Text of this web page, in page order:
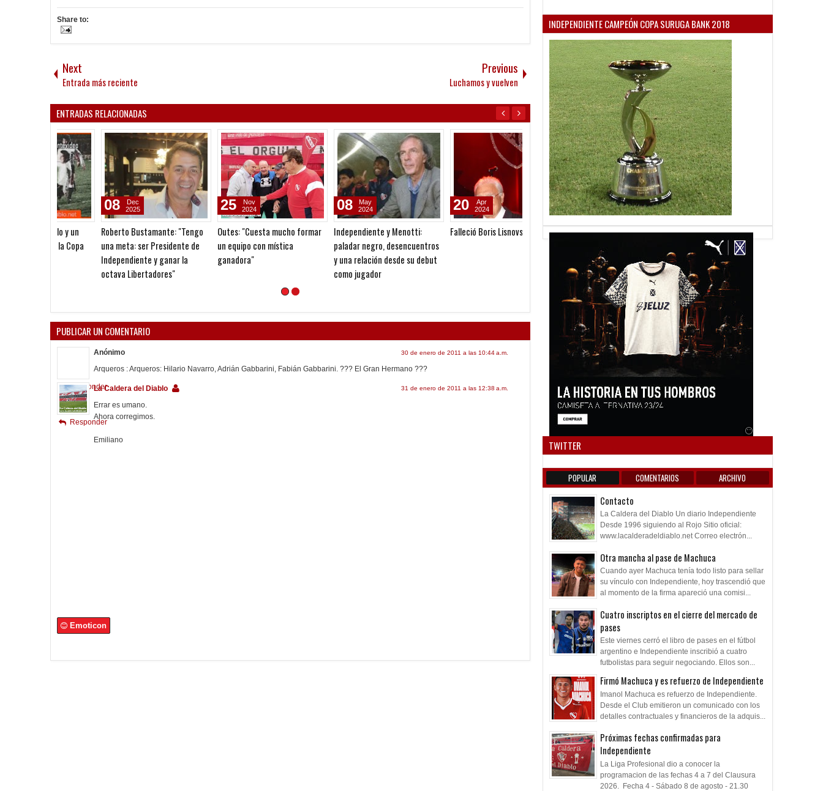
Share to:
Next
Entrada más reciente
Previous
Luchamos y vuelven
ENTRADAS RELACIONADAS
Roberto Bustamante: "Tengo
una meta: ser Presidente de
Independiente y ganar la
octava Libertadores"
08
Dec
2025
Outes: "Cuesta mucho formar
un equipo con mística
ganadora"
25
Independiente y Menotti:
paladar negro, desencuentros
y una relación desde su debut
como jugador
08
2024
Falleció Boris Lisnovsky
20
Apr
2024
Independiente 1991-2022:
cronología de 32 años de
constante decadencia
Jul
2022
Cantero, expulsado
27
Sep
2019
PUBLICAR UN COMENTARIO
Anónimo 30 de enero de 2011 a las 10:44 a.m.
Arqueros : Arqueros: Hilario Navarro, Adrián Gabbarini, Fabián Gabbarini. ??? El Gran Hermano ???
ResponderLa Caldera del Diablo 31 de enero de 2011 a las 12:38 a.m.
Errar es umano.
Ahora corregimos.
Emiliano
Responder
Emoticon
INDEPENDIENTE CAMPEÓN COPA SURUGA BANK 2018
TWITTER
POPULAR COMENTARIOS ARCHIVO
Contacto
La Caldera del Diablo Un diario Independiente
Desde 1996 siguiendo al Rojo Sitio oficial:
www.lacalderadeldiablo.net Correo electrón...
Otra mancha al pase de Machuca
Cuando ayer Machuca tenía todo listo para sellar
su vínculo con Independiente, hoy trascendió que
al momento de la firma apareció una comisi...
Cuatro inscriptos en el cierre del mercado de
pases
Este viernes cerró el libro de pases en el fútbol
argentino e Independiente inscribió a cuatro
futbolistas para seguir negociando. Ellos son...
Firmó Machuca y es refuerzo de Independiente
Imanol Machuca es refuerzo de Independiente.
Desde el Club emitieron un comunicado con los
detalles contractuales y financieros de la adquis...
Próximas fechas confirmadas para
Independiente
La Liga Profesional dio a conocer la
programacion de las fechas 4 a 7 del Clausura
2026. Fecha 4 - Sábado 8 de agosto - 21.30